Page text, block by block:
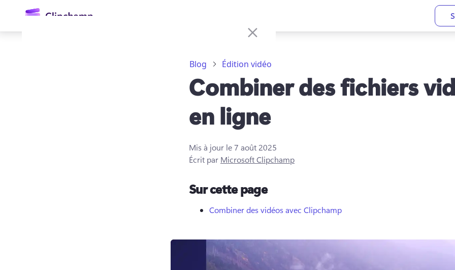
principal
Blog Édition vidéo
Combiner des fichiers
en ligne
Mis à jour le7 août 2025
Écrit par Microsoft Clipchamp
Sur cette page
Combiner des vidéos avec Clipchamp